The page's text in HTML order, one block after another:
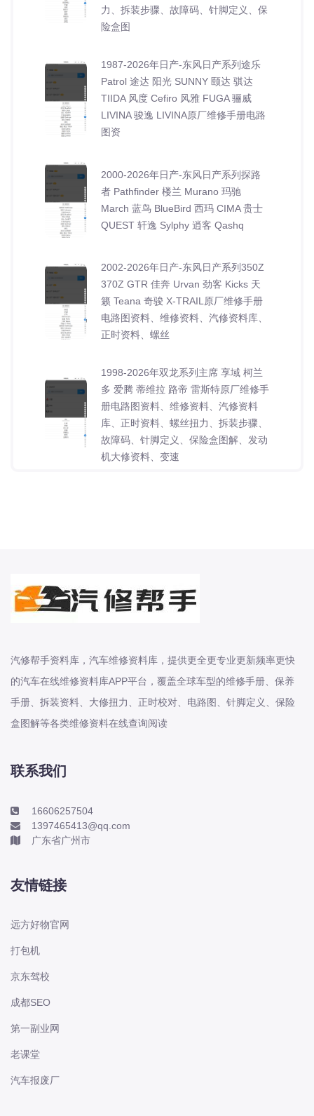
力、拆装步骤、故障码、针脚定义、保
险盒图
1987-2026年日产-东风日产系列途乐
Patrol 途达 阳光 SUNNY 颐达 骐达
TIIDA 风度 Cefiro 风雅 FUGA 骊威
LIVINA 骏逸 LIVINA原厂维修手册电路
图资
2000-2026年日产-东风日产系列探路
者 Pathfinder 楼兰 Murano 玛驰
March 蓝鸟 BlueBird 西玛 CIMA 贵士
QUEST 轩逸 Sylphy 逍客 Qashq
2002-2026年日产-东风日产系列350Z
370Z GTR 佳奔 Urvan 劲客 Kicks 天
籁 Teana 奇骏 X-TRAIL原厂维修手册
电路图资料、维修资料、汽修资料库、
正时资料、螺丝
1998-2026年双龙系列主席 享域 柯兰
多 爱腾 蒂维拉 路帝 雷斯特原厂维修手
册电路图资料、维修资料、汽修资料
库、正时资料、螺丝扭力、拆装步骤、
故障码、针脚定义、保险盒图解、发动
机大修资料、变速
资料、螺丝扭力、拆装步骤、故障码、
针脚定义、保险盒图解、发动机大修资
料、变速箱维
故障码、
汽修帮手资料库，汽车维修资料库，提供更全更专业更新频率更快
的汽车在线维修资料库APP平台，覆盖全球车型的维修手册、保养
手册、拆装资料、大修扭力、正时校对、电路图、针脚定义、保险
盒图解等各类维修资料在线查询阅读
联系我们
16606257504
1397465413@qq.com
广东省广州市
友情链接
远方好物官网
打包机
京东驾校
成都SEO
第一副业网
老课堂
汽车报废厂